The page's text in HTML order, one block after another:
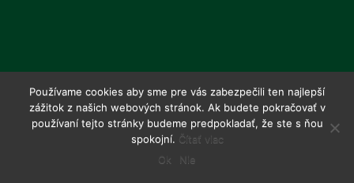
Používame cookies aby sme pre vás zabezpečili ten najlepší
zážitok z našich webových stránok. Ak budete pokračovať v
používaní tejto stránky budeme predpokladať, že ste s ňou
spokojní. Čítať viac
Ok
Nie